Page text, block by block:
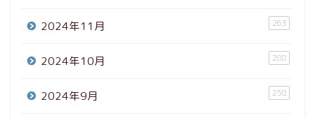
2024年11月 263
2024年10月 288
2024年9月 258